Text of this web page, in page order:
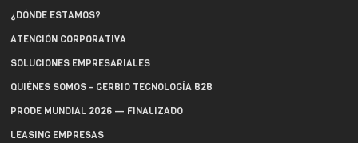
¿DÓNDE ESTAMOS?
ATENCIÓN CORPORATIVA
SOLUCIONES EMPRESARIALES
QUIÉNES SOMOS - GERBIO TECNOLOGÍA B2B
PRODE MUNDIAL 2026 — FINALIZADO
LEASING EMPRESAS